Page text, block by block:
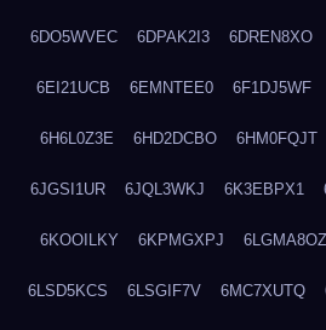
6DO5WVEC 6DPAK2I3 6DREN8XO
6EI21UCB 6EMNTEE0 6F1DJ5WF
6H6L0Z3E 6HD2DCBO 6HM0FQJT
6JGSI1UR 6JQL3WKJ 6K3EBPX1
6KOOILKY 6KPMGXPJ 6LGMA8OZ
6LSD5KCS 6LSGIF7V 6MC7XUTQ